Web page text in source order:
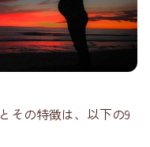
その特徴は、以下の9